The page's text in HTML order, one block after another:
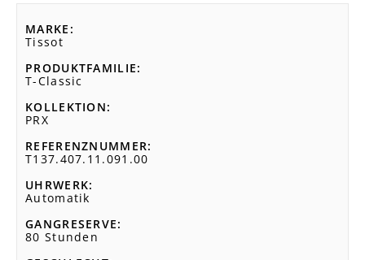
MARKE
Tissot
PRODUKTFAMILIE
T-Classic
KOLLEKTION
PRX
REFERENZNUMMER
T137.407.11.091.00
UHRWERK
Automatik
GANGRESERVE
80 Stunden